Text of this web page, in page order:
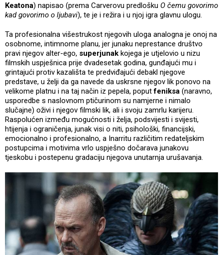
Keatona) napisao (prema Carverovu predlošku O čemu govorimo
kad govorimo o ljubavi), te je i režira i u njoj igra glavnu ulogu.
Ta profesionalna višestrukost njegovih uloga analogna je onoj na
osobnome, intimnome planu, jer junaku neprestance društvo
pravi njegov alter-ego, superjunak kojega je utjelovio u nizu
filmskih uspješnica prije dvadesetak godina, gunđajući mu i
grintajući protiv kazališta te predviđajući debakl njegove
predstave, u želji da ga navede da uskrsne njegov lik ponovo na
velikome platnu i na taj način iz pepela, poputfeniksa (naravno,
usporedbe s naslovnom ptičurinom su namjerne i nimalo
slučajne) oživi i njegov filmski lik, ali i svoju zamrlu karijeru.
Raspolućen između mogućnosti i želja, podsvijesti i svijesti,
htijenja i ograničenja, junak visi o niti, psihološki, financijski,
emocionalno i profesionalno, a Inarritu različitim redateljskim
postupcima i motivima vrlo uspješno dočarava junakovu
tjeskobu i postepenu gradaciju njegova unutarnja urušavanja.